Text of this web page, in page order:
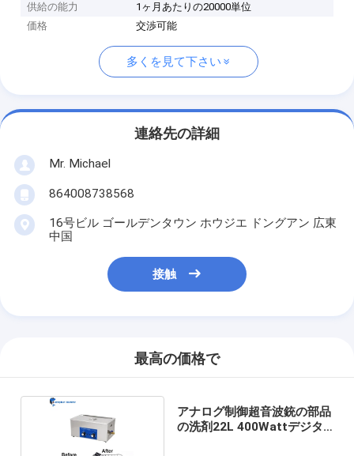
供給の能力
1ヶ月あたりの20000単位
価格
交渉可能
多くを見て下さい
連絡先の詳細
Mr. Michael
864008738568
16号ビル ゴールデンタウン ホウジエ ドングアン 広東
中国
接触
最高の価格で
アナログ制御超音波銃の部品
の洗剤22L 400Wattデジタ